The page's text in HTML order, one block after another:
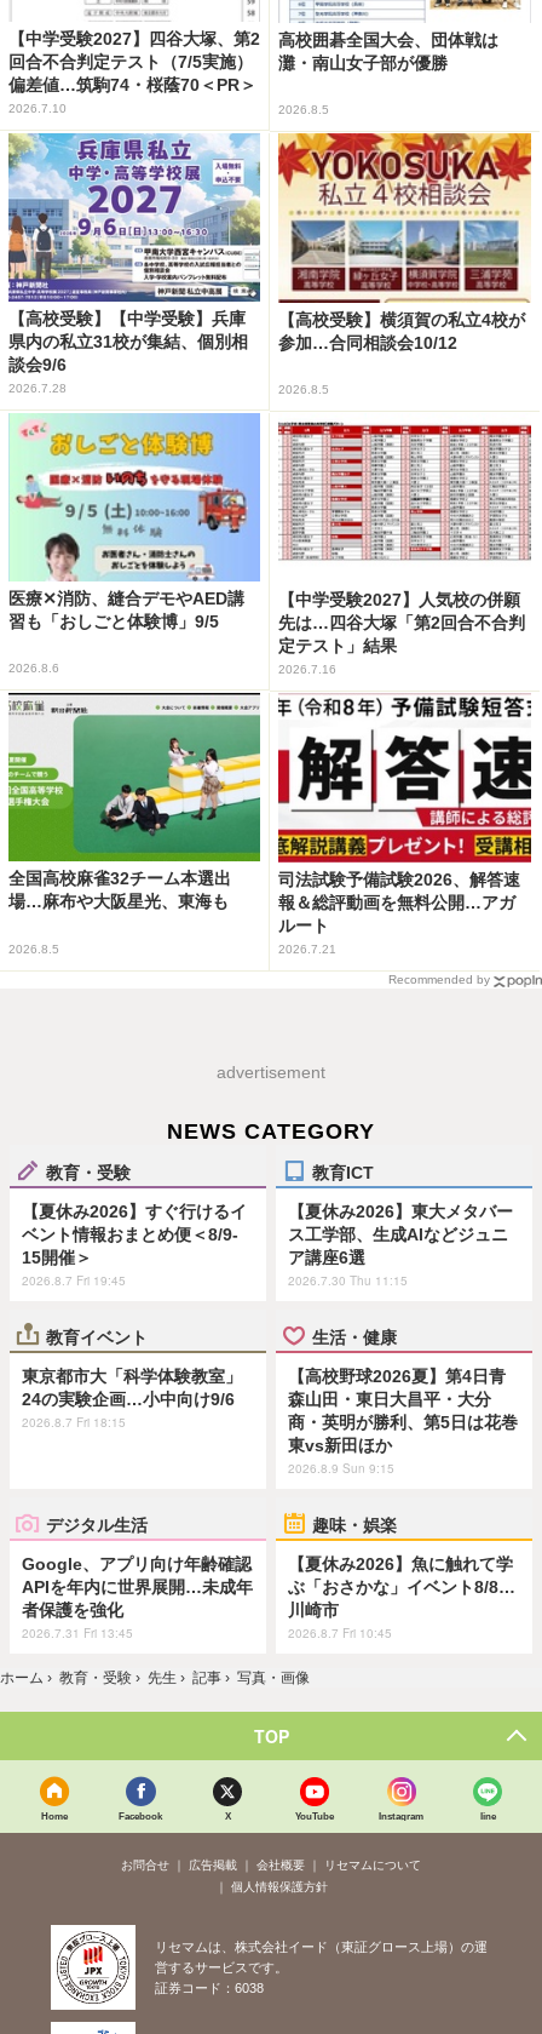
【中学受験2027】四谷大塚、第2
回合不合判定テスト（7/5実施）
偏差値…筑駒74・桜蔭70＜PR＞
2026.7.10
高校囲碁全国大会、団体戦は
灘・南山女子部が優勝
2026.8.5
【高校受験】【中学受験】兵庫
県内の私立31校が集結、個別相
談会9/6
2026.7.28
【高校受験】横須賀の私立4校が
参加…合同相談会10/12
2026.8.5
医療✕消防、縫合デモやAED講
習も「おしごと体験博」9/5
2026.8.6
【中学受験2027】人気校の併願
先は…四谷大塚「第2回合不合判
定テスト」結果
2026.7.16
全国高校麻雀32チーム本選出
場…麻布や大阪星光、東海も
2026.8.5
司法試験予備試験2026、解答速
報＆総評動画を無料公開…アガ
ルート
2026.7.21
Recommended by
advertisement
NEWS CATEGORY
教育・受験
【夏休み2026】すぐ行けるイ
ベント情報おまとめ便＜8/9-
15開催＞
2026.8.7 Fri 19:45
教育ICT
【夏休み2026】東大メタバー
ス工学部、生成AIなどジュニ
ア講座6選
2026.7.30 Thu 11:15
教育イベント
東京都市大「科学体験教室」
24の実験企画…小中向け9/6
2026.8.7 Fri 18:15
生活・健康
【高校野球2026夏】第4日青
森山田・東日大昌平・大分
商・英明が勝利、第5日は花巻
東vs新田ほか
2026.8.9 Sun 9:15
デジタル生活
Google、アプリ向け年齢確認
APIを年内に世界展開…未成年
者保護を強化
2026.7.31 Fri 13:45
趣味・娯楽
【夏休み2026】魚に触れて学
ぶ「おさかな」イベント8/8…
川崎市
2026.8.7 Fri 10:45
ホーム › 教育・受験 › 先生 › 記事 › 写真・画像
TOP
Home Facebook X YouTube Instagram line
お問合せ 広告掲載 会社概要
リセマムについて
個人情報保護方針
リセマムは、株式会社イード（東証グロース上場）の運
営するサービスです。
証券コード：6038